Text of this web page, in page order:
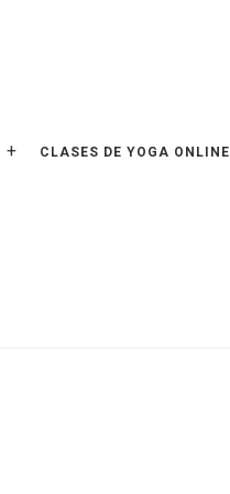
CLASES DE YOGA ONLINE